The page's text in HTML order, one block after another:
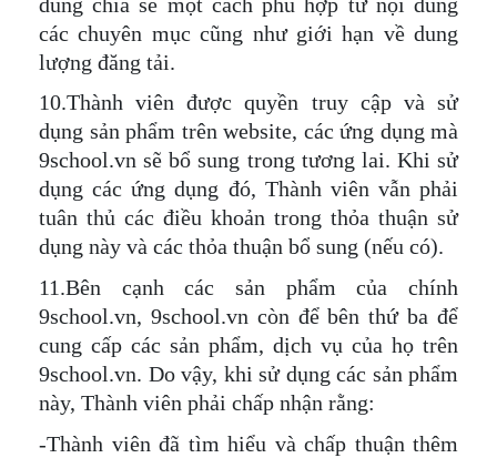
các chuyên mục cũng như giới hạn về dung
lượng đăng tải.
10.Thành viên được quyền truy cập và sử
dụng sản phẩm trên website, các ứng dụng mà
9school.vn sẽ bổ sung trong tương lai. Khi sử
dụng các ứng dụng đó, Thành viên vẫn phải
tuân thủ các điều khoản trong thỏa thuận sử
dụng này và các thỏa thuận bổ sung (nếu có).
11.Bên cạnh các sản phẩm của chính
9school.vn, 9school.vn còn để bên thứ ba để
cung cấp các sản phẩm, dịch vụ của họ trên
9school.vn. Do vậy, khi sử dụng các sản phẩm
này, Thành viên phải chấp nhận rằng:
-Thành viên đã tìm hiểu và chấp thuận thêm